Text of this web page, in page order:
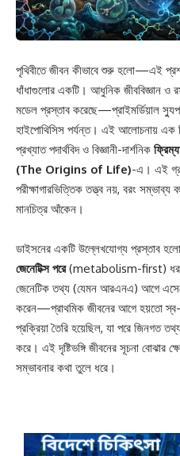
পৃথিবীতে জীবন কীভাবে শুরু হলো—এই
ধাঁধাগুলোর একটি। আধুনিক জীববিজ্ঞান ও
মডেল প্রস্তাব করেছে—প্রাইমর্ডিয়াল
হাইপোথিসিস পর্যন্ত। এই আলোচনায় এক
প্রখ্যাত পদার্থবিদ ও বিজ্ঞানী-দার্শনিক
(The Origins of Life)-এ। এই
পরীক্ষাগারভিত্তিক তত্ত্ব নয়, বরং
মানচিত্র আঁকেন।
ডাইসনের একটি উল্লেখযোগ্য প্রস্তাব
জেনেটিক্স পরে(metabolism-first) ধরনের
জেনেটিক তথ্য (যেমন আরএনএ) আগে
করেন—প্রাথমিক জীবনের আগে হয়তো স্ব-
প্রক্রিয়া তৈরি হয়েছিল, যা পরে জিনগত
করে। এই দৃষ্টিভঙ্গি জীবনের সূচনা বোঝার
সম্ভাবনার কথা তুলে ধরে।